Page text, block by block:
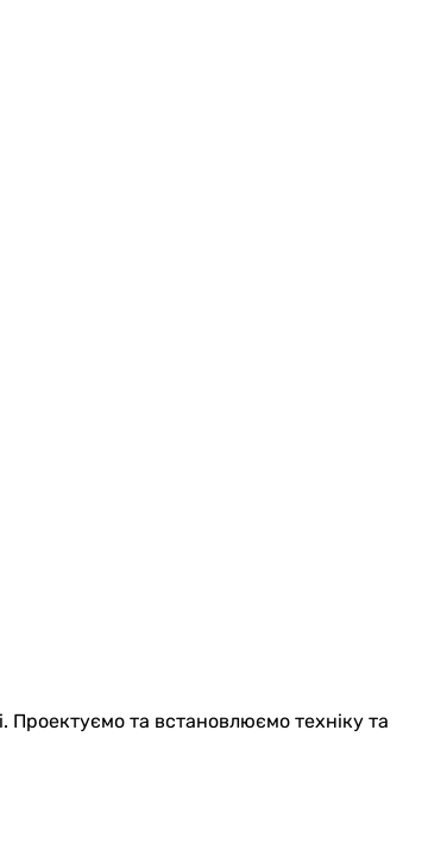
Проектуємо та встановлюємо техніку та